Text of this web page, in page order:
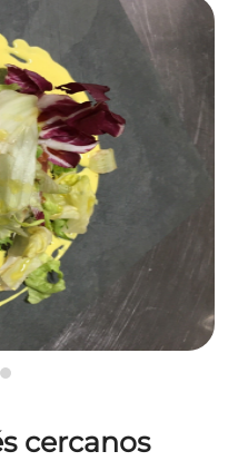
©OpenStreetMap contributors
cercanos